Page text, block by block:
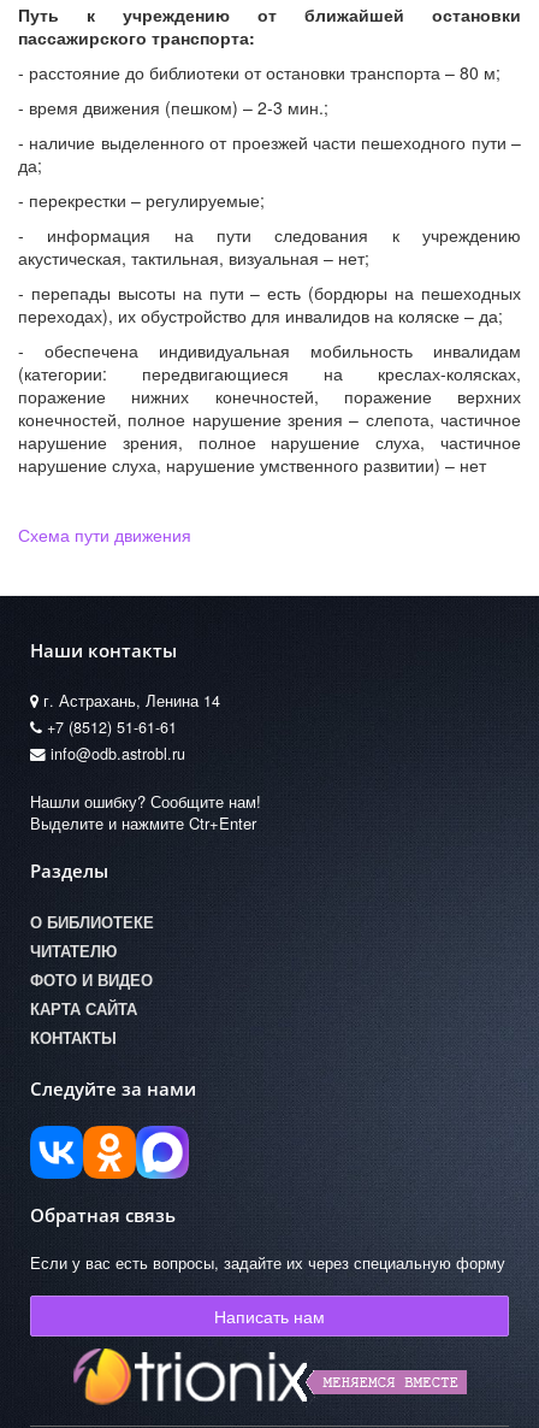
Путь к учреждению от ближайшей остановки
пассажирского транспорта:
- расстояние до библиотеки от остановки транспорта – 80 м;
- время движения (пешком) – 2-3 мин.;
- наличие выделенного от проезжей части пешеходного пути –
да;
- перекрестки – регулируемые;
- информация на пути следования к учреждению
акустическая, тактильная, визуальная – нет;
- перепады высоты на пути – есть (бордюры на пешеходных
переходах), их обустройство для инвалидов на коляске – да;
- обеспечена индивидуальная мобильность инвалидам
(категории: передвигающиеся на креслах-колясках,
поражение нижних конечностей, поражение верхних
конечностей, полное нарушение зрения – слепота, частичное
нарушение зрения, полное нарушение слуха, частичное
нарушение слуха, нарушение умственного развитии) – нет
Схема пути движения
Наши контакты
г. Астрахань, Ленина 14
+7 (8512) 51-61-61
info@odb.astrobl.ru
Нашли ошибку? Сообщите нам!
Выделите и нажмите Ctr+Enter
Разделы
О БИБЛИОТЕКЕ
ЧИТАТЕЛЮ
ФОТО И ВИДЕО
КАРТА САЙТА
КОНТАКТЫ
Следуйте за нами
Обратная связь
Если у вас есть вопросы, задайте их через специальную форму
Написать нам